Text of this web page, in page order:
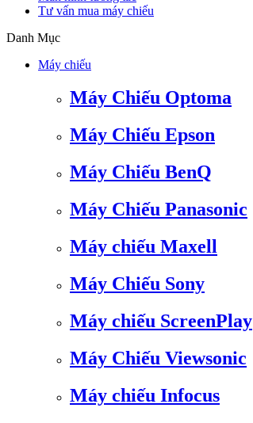
Tư vấn mua máy chiếu
Danh Mục
Máy chiếu
Máy Chiếu Optoma
Máy Chiếu Epson
Máy Chiếu BenQ
Máy Chiếu Panasonic
Máy chiếu Maxell
Máy Chiếu Sony
Máy chiếu ScreenPlay
Máy Chiếu Viewsonic
Máy chiếu Infocus